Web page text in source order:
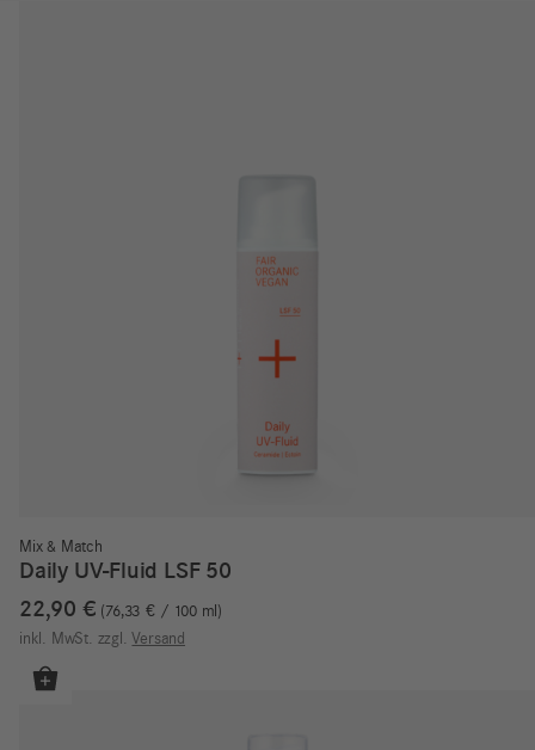
Mix & Match
Daily UV-Fluid LSF 50
22,90 € 76,33€/ 100 ml
inkl. MwSt. zzgl. Versand